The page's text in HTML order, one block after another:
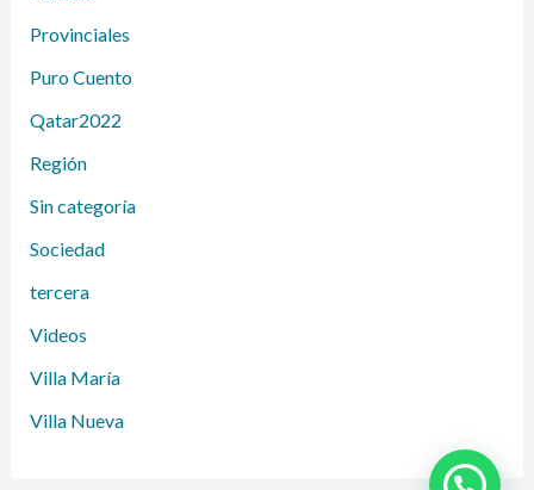
Provinciales
Puro Cuento
Qatar2022
Región
Sin categoría
Sociedad
tercera
Videos
Villa María
Villa Nueva